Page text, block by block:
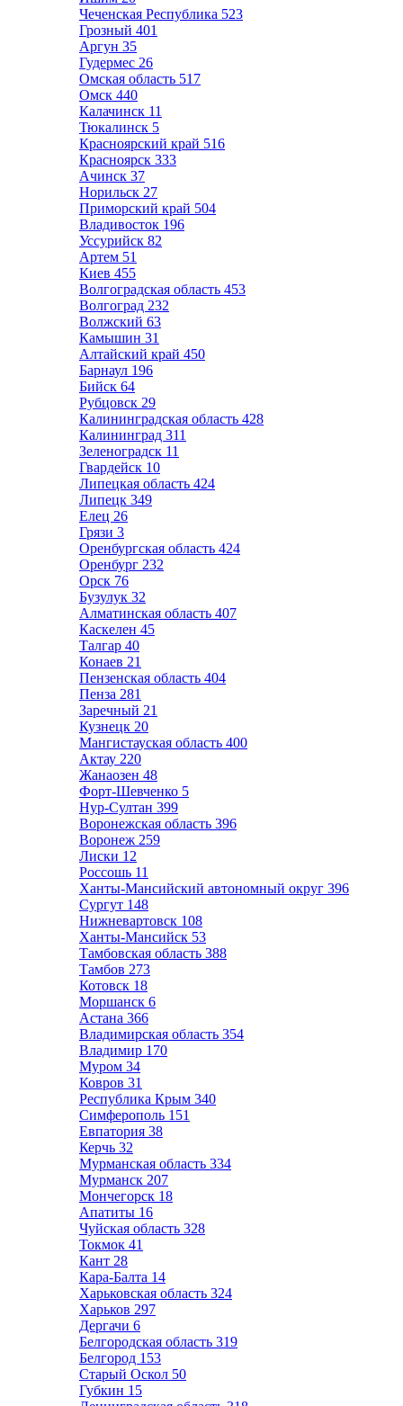
Чеченская Республика 523
Грозный 401
Аргун 35
Гудермес 26
Омская область 517
Омск 440
Калачинск 11
Тюкалинск 5
Красноярский край 516
Красноярск 333
Ачинск 37
Норильск 27
Приморский край 504
Владивосток 196
Уссурийск 82
Артем 51
Киев 455
Волгоградская область 453
Волгоград 232
Волжский 63
Камышин 31
Алтайский край 450
Барнаул 196
Бийск 64
Рубцовск 29
Калининградская область 428
Калининград 311
Зеленоградск 11
Гвардейск 10
Липецкая область 424
Липецк 349
Елец 26
Грязи 3
Оренбургская область 424
Оренбург 232
Орск 76
Бузулук 32
Алматинская область 407
Каскелен 45
Талгар 40
Конаев 21
Пензенская область 404
Пенза 281
Заречный 21
Кузнецк 20
Мангистауская область 400
Актау 220
Жанаозен 48
Форт-Шевченко 5
Нур-Султан 399
Воронежская область 396
Воронеж 259
Лиски 12
Россошь 11
Ханты-Мансийский автономный округ 396
Сургут 148
Нижневартовск 108
Ханты-Мансийск 53
Тамбовская область 388
Тамбов 273
Котовск 18
Моршанск 6
Астана 366
Владимирская область 354
Владимир 170
Муром 34
Ковров 31
Республика Крым 340
Симферополь 151
Евпатория 38
Керчь 32
Мурманская область 334
Мурманск 207
Мончегорск 18
Апатиты 16
Чуйская область 328
Токмок 41
Кант 28
Кара-Балта 14
Харьковская область 324
Харьков 297
Дергачи 6
Белгородская область 319
Белгород 153
Старый Оскол 50
Губкин 15